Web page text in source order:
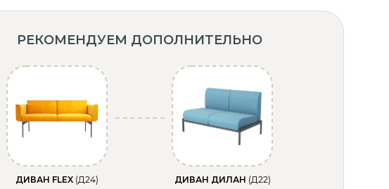
РЕКОМЕНДУЕМ ДОПОЛНИТЕЛЬНО
ДИВАН FLEX (Д24) ДИВАН ДИЛАН (Д22)